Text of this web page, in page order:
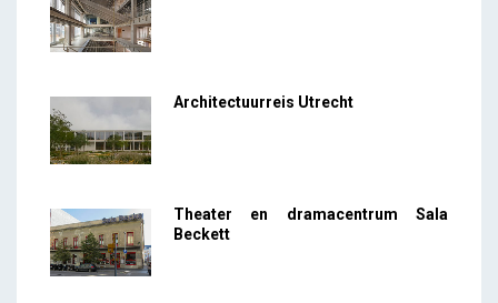
Architectuurreis Utrecht
Theater en dramacentrum Sala
Beckett